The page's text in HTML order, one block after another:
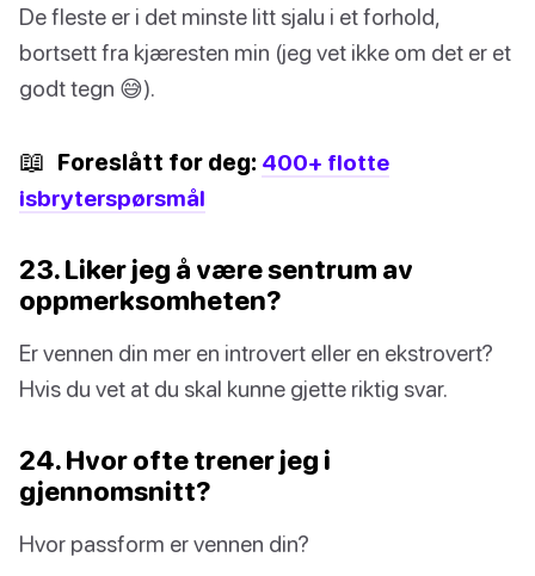
De fleste er i det minste litt sjalu i et forhold,
bortsett fra kjæresten min (jeg vet ikke om det er et
godt tegn 😅).
📖 Foreslått for deg: 400+ flotte
isbryterspørsmål
23. Liker jeg å være sentrum av
oppmerksomheten?
Er vennen din mer en introvert eller en ekstrovert?
Hvis du vet at du skal kunne gjette riktig svar.
24. Hvor ofte trener jeg i
gjennomsnitt?
Hvor passform er vennen din?